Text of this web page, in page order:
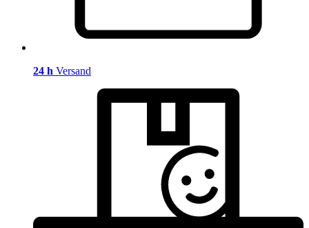
24 h Versand